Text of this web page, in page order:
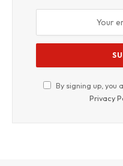
By signing up, you
Privacy